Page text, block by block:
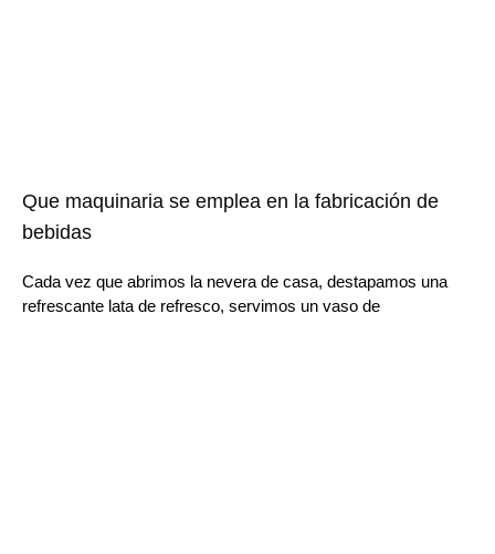
Que maquinaria se emplea en la fabricación de
bebidas
Cada vez que abrimos la nevera de casa, destapamos una
refrescante lata de refresco, servimos un vaso de